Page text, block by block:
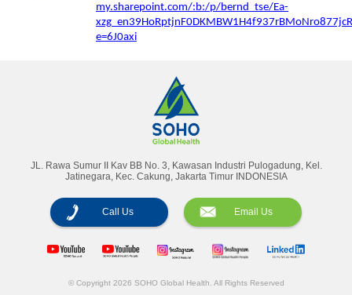
my.sharepoint.com/:b:/p/bernd_tse/Ea-
e=6J0axi
Magazine
JL. Rawa Sumur II Kav BB No. 3, Kawasan Industri Pulogadung, Kel.
Jatinegara, Kec. Cakung, Jakarta Timur INDONESIA
Call Us Email Us
© Copyright 2026 SOHO Global Health. All Rights Reserved